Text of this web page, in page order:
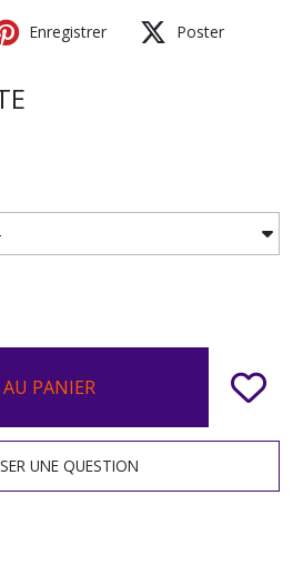
Enregistrer Poster
PANIER
UNE QUESTION